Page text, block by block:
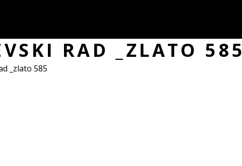
RAD _ZLATO 585
_zlato 585